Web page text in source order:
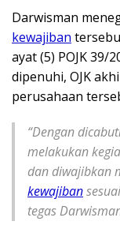
Darwisman
kewajiban
ayat (5) POJK 39/
dipenuhi, OJK
perusahaan
“Dengan
melakukan
dan diwajibkan
kewajiban
tegas